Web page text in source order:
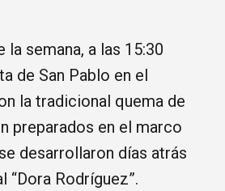
semana, a las 15:30
de San Pablo en el
la tradicional quema de
preparados en el marco
desarrollaron días atrás
“Dora Rodríguez”.